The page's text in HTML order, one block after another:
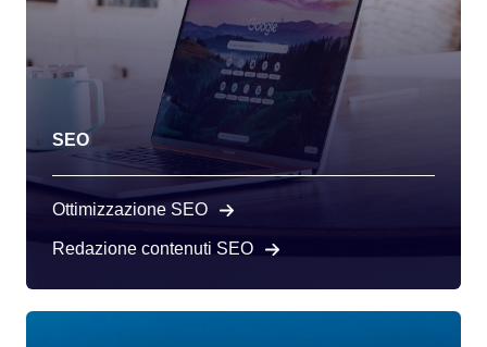
SEO
Ottimizzazione SEO
Redazione contenuti SEO